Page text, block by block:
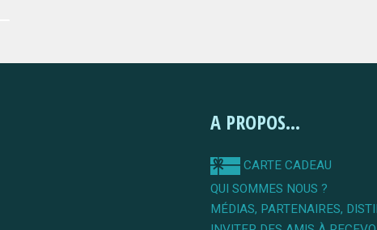
A PROPOS...
CARTE CADEAU
QUI SOMMES NOUS ?
MÉDIAS, PARTENAIRES,